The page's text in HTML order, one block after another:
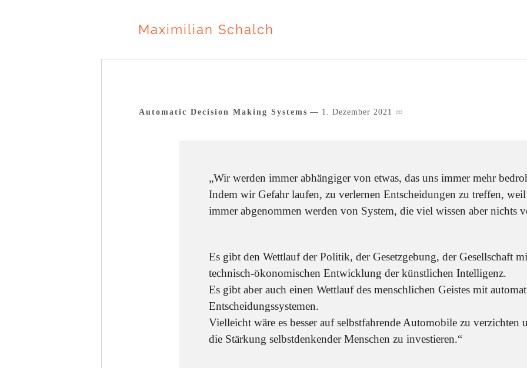
Maximilian Schalch
Automatic Decision Making Systems 1. Dezember 2021
„Wir werden immer abhängiger von etwas, das uns immer mehr
Indem wir Gefahr laufen, zu verlernen Entscheidungen zu treffen, weil
immer abgenommen werden von System, die viel wissen aber nichts
Es gibt den Wettlauf der Politik, der Gesetzgebung, der Gesellschaft
technisch-ökonomischen Entwicklung der künstlichen Intelligenz.
Es gibt aber auch einen Wettlauf des menschlichen Geistes mit
Entscheidungssystemen.
Vielleicht wäre es besser auf selbstfahrende Automobile zu verzichten
die Stärkung selbstdenkender Menschen zu investieren.“